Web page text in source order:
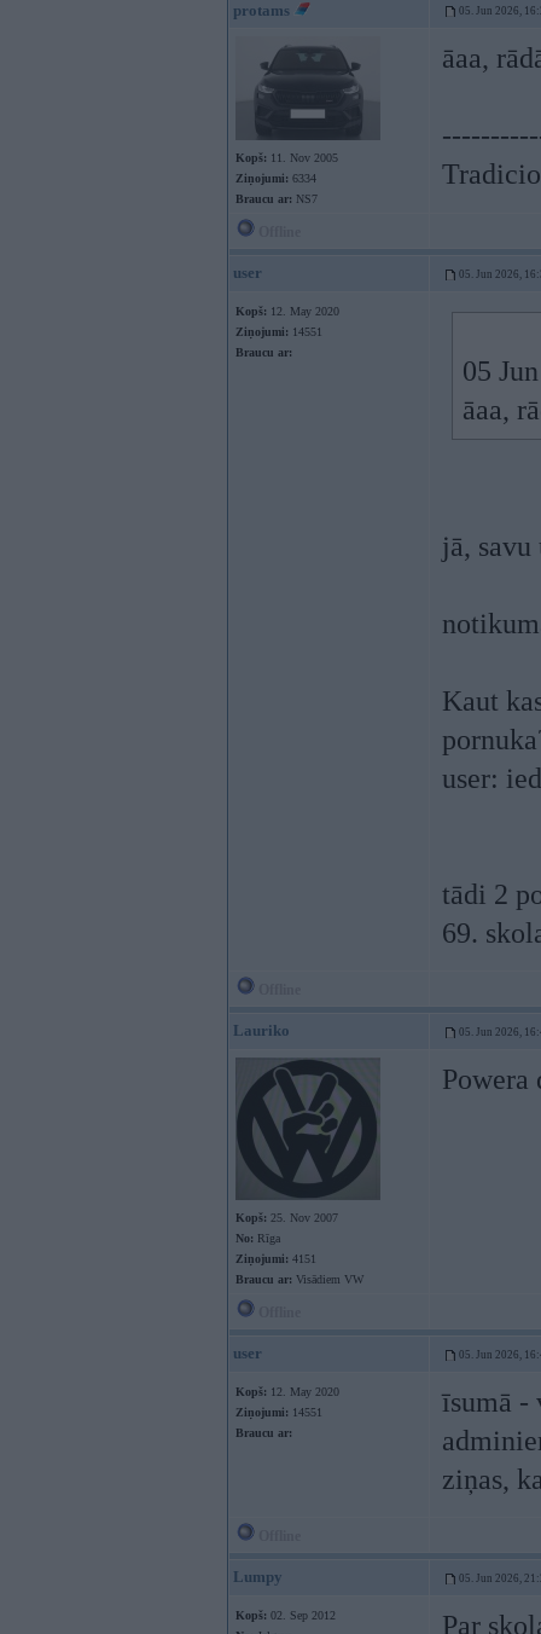
protams 05. Jun 2026,
Kopš: 11. Nov 2005
Ziņojumi: 6334
Braucu ar: NS7
āaa,
user 05. Jun 2026,
Kopš: 12. May 2020
Ziņojumi: 14551
Braucu ar:
05
āaa,
jā,
Kaut
user:
tādi 2
69.
Lauriko 05. Jun 2026,
Kopš: 25. Nov 2007
No: Rīga
Ziņojumi: 4151
Braucu ar: Visādiem VW
user 05. Jun 2026,
Kopš: 12. May 2020
Ziņojumi: 14551
Braucu ar:
īsumā -
ziņas,
Lumpy 05. Jun 2026,
Kopš: 02. Sep 2012
Par